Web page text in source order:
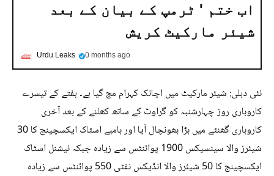
اب ختم ' ٹرمپ کے بیان کے بعد
شیئر مارکیٹ کریش
Urdu Leaks 0 months ago
نئی دہلی: شیئر مارکیٹ میں اچانک کہرام مچ گیا ہے۔ ہفتے کے تیسرے
کاروباری روز چہارشنبہ کو گراوٹ کے ساتھ کھلنے کے بعد آخری
کاروباری گھنٹے میں بڑا بھونچال آیا اور بامبے اسٹاک ایکسچینج کا 30
شیئرز والا سینسیکس 1900 پوائنٹس سے زیادہ جبکہ نیشنل اسٹاک
ایکسچینج کا 50 شیئرز والا انڈیکس نفٹی 550 پوائنٹس سے زیادہ